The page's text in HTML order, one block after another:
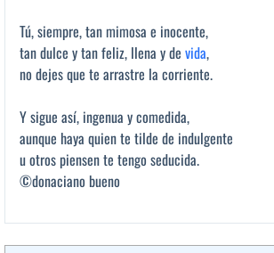
Tú, siempre, tan mimosa e inocente,
tan dulce y tan feliz, llena y de vida,
no dejes que te arrastre la corriente.
Y sigue así, ingenua y comedida,
aunque haya quien te tilde de indulgente
u otros piensen te tengo seducida.
©donaciano bueno